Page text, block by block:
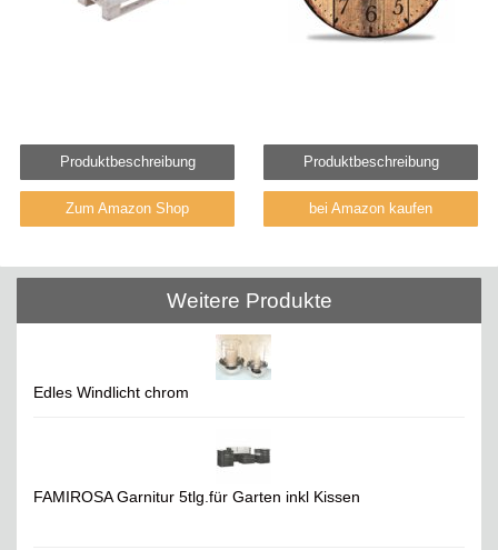
Produktbeschreibung
Zum Amazon Shop
Produktbeschreibung
bei Amazon kaufen
Weitere Produkte
Edles Windlicht chrom
FAMIROSA Garnitur 5tlg.für Garten inkl Kissen